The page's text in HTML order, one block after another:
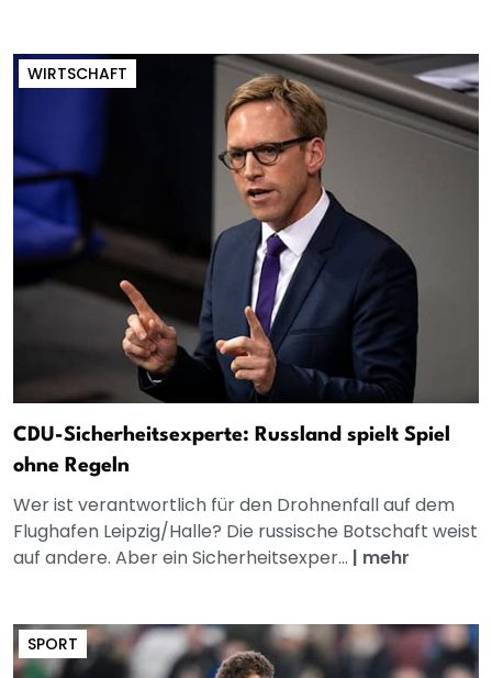
WIRTSCHAFT
CDU-Sicherheitsexperte: Russland spielt Spiel
ohne Regeln
Wer ist verantwortlich für den Drohnenfall auf dem
Flughafen Leipzig/Halle? Die russische Botschaft weist
auf andere. Aber ein Sicherheitsexper... | mehr
SPORT